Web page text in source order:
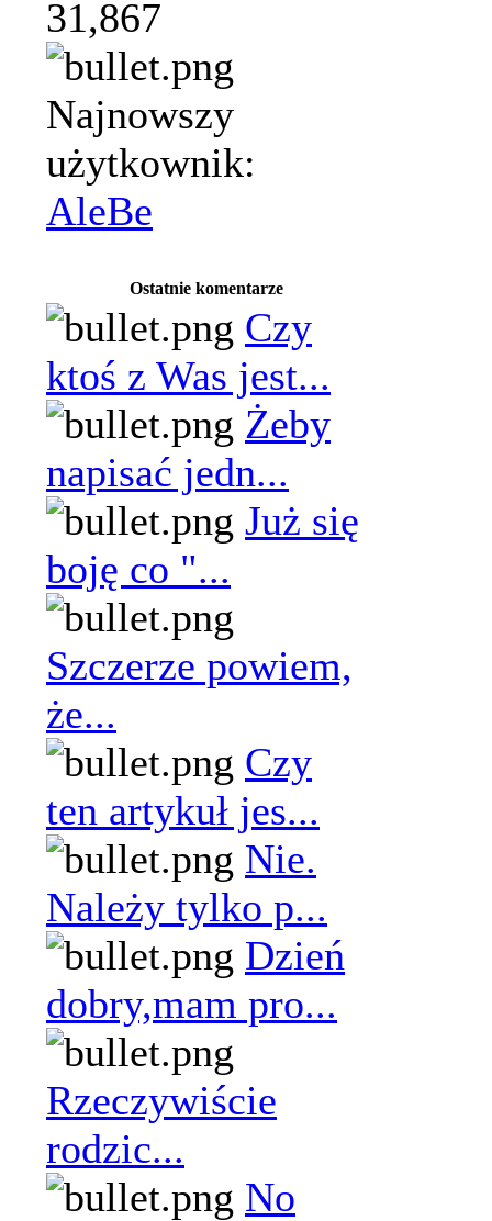
31,867
Najnowszy
użytkownik:
AleBe
Ostatnie komentarze
Czy
ktoś z Was jest...
Żeby
napisać jedn...
Już się
boję co "...
Szczerze powiem,
że...
Czy
ten artykuł jes...
Nie.
Należy tylko p...
Dzień
dobry,mam pro...
Rzeczywiście
rodzic...
No